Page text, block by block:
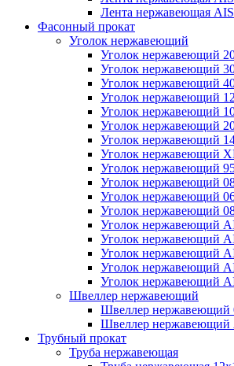
Лента нержавеющая
Фасонный прокат
Уголок нержавеющий
Уголок нержавеющий
Уголок нержавеющий
Уголок нержавеющий
Уголок нержавеющий
Уголок нержавеющий
Уголок нержавеющий
Уголок нержавеющий
Уголок нержавеющий
Уголок нержавеющий
Уголок нержавеющий
Уголок нержавеющий
Уголок нержавеющий
Уголок нержавеющий
Уголок нержавеющий
Уголок нержавеющий
Уголок нержавеющий
Уголок нержавеющий
Швеллер нержавеющий
Швеллер нержавеющий
Швеллер нержавеющий
Трубный прокат
Труба нержавеющая